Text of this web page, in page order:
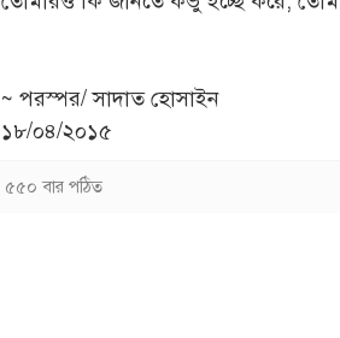
~ পরস্পর/ সাদাত হোসাইন
১৮/০৪/২০১৫
৫৫০ বার পঠিত